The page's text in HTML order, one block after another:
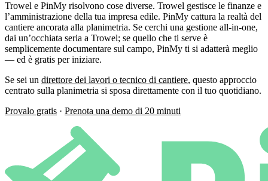
Trowel e PinMy risolvono cose diverse. Trowel gestisce le finanze e
l’amministrazione della tua impresa edile. PinMy cattura la realtà del
cantiere ancorata alla planimetria. Se cerchi una gestione all-in-one,
dai un’occhiata seria a Trowel; se quello che ti serve è
semplicemente documentare sul campo, PinMy ti si adatterà meglio
— ed è gratis per iniziare.
Se sei un direttore dei lavori o tecnico di cantiere, questo approccio
centrato sulla planimetria si sposa direttamente con il tuo quotidiano.
Provalo gratis · Prenota una demo di 20 minuti